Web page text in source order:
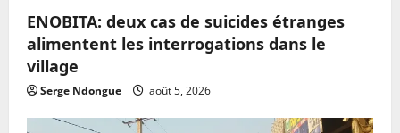
ENOBITA: deux cas de suicides étranges
alimentent les interrogations dans le
village
Serge Ndongue août 5, 2026